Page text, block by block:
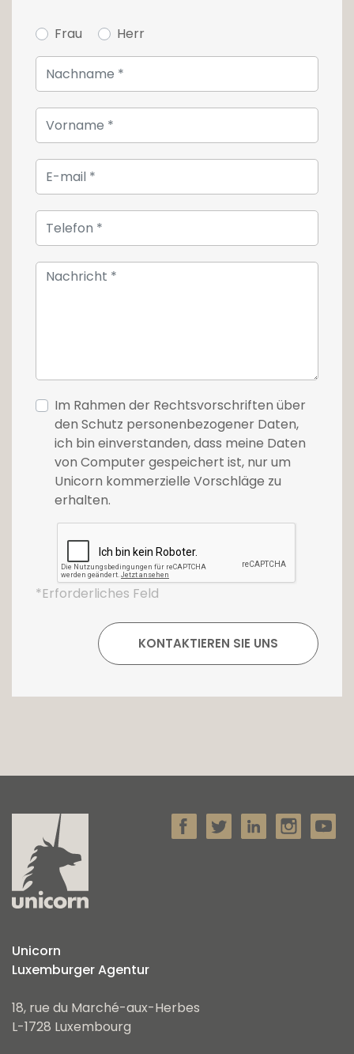
Unsere Preise verstehen sich inkl. 3% MwSt.
Synthetische Bilder sind nicht vertraglich
bindend.
Für weitere Informationen kontaktieren Sie uns
bitte unter +352 26 54 17 17.
Frau Herr
Im Rahmen der Rechtsvorschriften über
den Schutz personenbezogener Daten,
ich bin einverstanden, dass meine Daten
von Computer gespeichert ist, nur um
Unicorn kommerzielle Vorschläge zu
erhalten.
*Erforderliches Feld
Unicorn
Luxemburger Agentur
18, rue du Marché-aux-Herbes
L-1728 Luxembourg